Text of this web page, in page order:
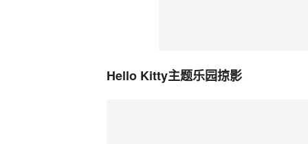
Hello Kitty主题乐园掠影